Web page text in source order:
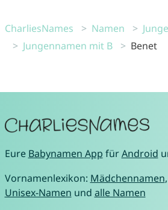
CharliesNames Namen
Jungennamen mit B
Benet
Eure Babynamen App fürAndroid
Vornamenlexikon: Mädchennamen,
Unisex-Namen und alle Namen